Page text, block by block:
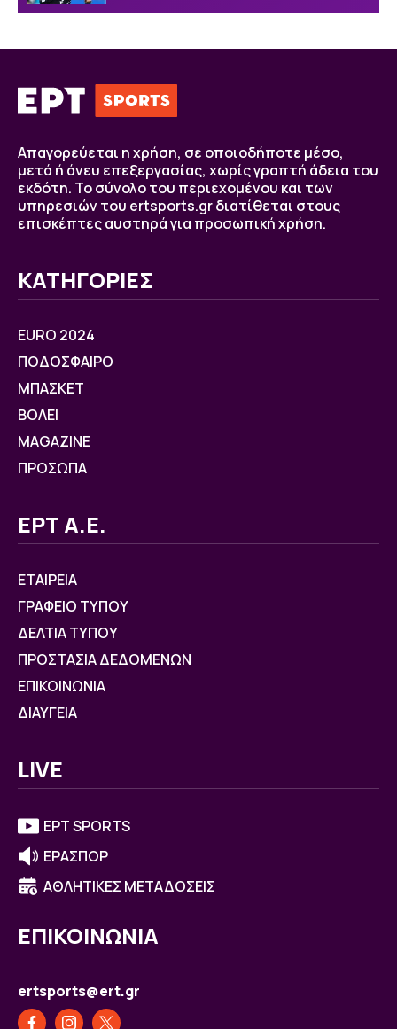
Απαγορεύεται η χρήση, σε οποιοδήποτε μέσο,
μετά ή άνευ επεξεργασίας, χωρίς γραπτή άδεια του
εκδότη. Το σύνολο του περιεχομένου και των
υπηρεσιών του ertsports.gr διατίθεται στους
επισκέπτες αυστηρά για προσωπική χρήση.
ΚΑΤΗΓΟΡΙΕΣ
EURO 2024
ΠΟΔΟΣΦΑΙΡΟ
ΜΠΑΣΚΕΤ
ΒOΛΕΙ
MAGAZINE
ΠΡΟΣΩΠΑ
ΕΡΤ Α.Ε.
ΕΤΑΙΡΕΙΑ
ΓΡΑΦΕΙΟ ΤΥΠΟΥ
ΔΕΛΤΙΑ ΤΥΠΟΥ
ΠΡΟΣΤΑΣΙΑ ΔΕΔΟΜΕΝΩΝ
ΕΠΙΚΟΙΝΩΝΙΑ
ΔΙΑΥΓΕΙΑ
LIVE
ΕΡΤ SPORTS
ΕΡΑΣΠΟΡ
ΑΘΛΗΤΙΚΕΣ ΜΕΤΑΔΟΣΕΙΣ
ΕΠΙΚΟΙΝΩΝΙΑ
ertsports@ert.gr